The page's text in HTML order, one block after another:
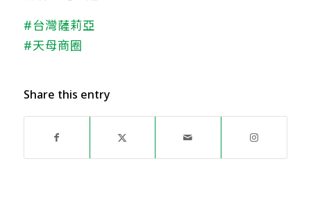
#台灣薩莉亞
#天母商圈
Share this entry